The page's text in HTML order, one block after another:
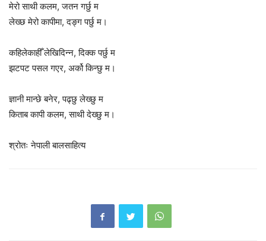
मेरो साथी कलम, जतन गर्छु म
लेख्छ मेरो कापीमा, दङ्ग पर्छु म।
कहिलेकाहीँ लेखिदिन्न, दिक्क पर्छु म
झटपट पसल गएर, अर्को किन्छु म।
ज्ञानी मान्छे बनेर, पढ्छु लेख्छु म
किताब कापी कलम, साथी देख्छु म।
श्रोतः नेपाली बालसाहित्य